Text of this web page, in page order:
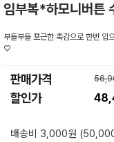
임부복*하모니버튼
부들부들 포근한 촉감으로 한번 입
♡
판매가격
할인가
배송비 3,000원